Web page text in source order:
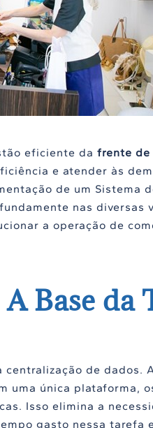
eficiente da frente de
e atender às
de um Sistema
nas diversas
a operação de
Base da
de dados.
uma única plataforma,
Isso elimina a
gasto nessa tarefa